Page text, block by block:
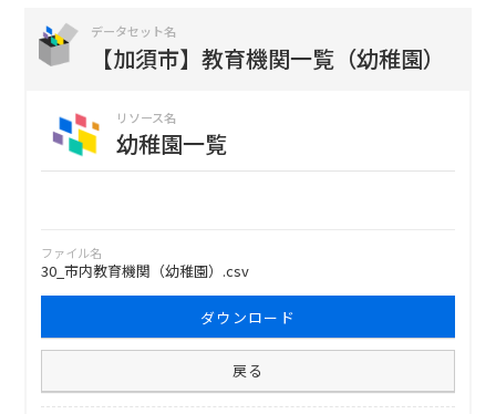
データセット名
【加須市】教育機関一覧（幼稚園）
リソース名
幼稚園一覧
ファイル名
30_市内教育機関（幼稚園）.csv
ダウンロード
戻る